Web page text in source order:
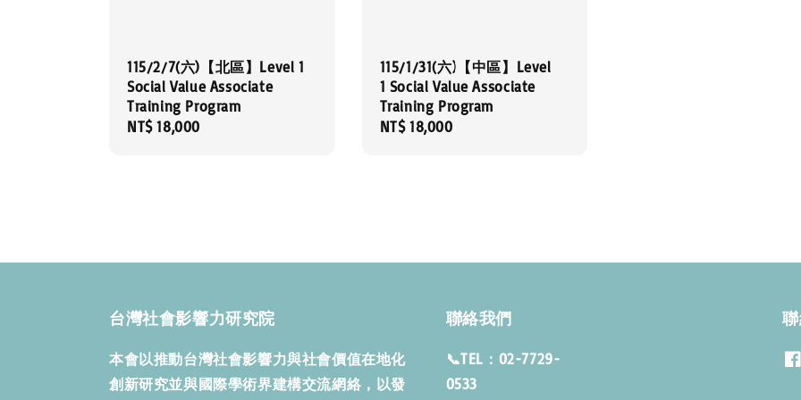
115/2/7(六)【北區】Level 1
Social Value Associate
Training Program
Regular
NT$ 18,000
115/1/31(六)【中區】Level
1 Social Value Associate
Training Program
Regular
NT$ 18,000
台灣社會影響力研究院
本會以推動台灣社會影響力與社會價值在地化
創新研究並與國際學術界建構交流網絡，以發
聯絡我們
📞TEL：02-7729-